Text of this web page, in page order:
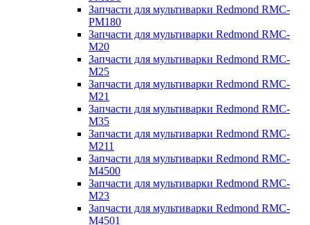
Запчасти для мультиварки Redmond RMC-
PM180
Запчасти для мультиварки Redmond RMC-
M20
Запчасти для мультиварки Redmond RMC-
M25
Запчасти для мультиварки Redmond RMC-
M21
Запчасти для мультиварки Redmond RMC-
M35
Запчасти для мультиварки Redmond RMC-
M211
Запчасти для мультиварки Redmond RMC-
M4500
Запчасти для мультиварки Redmond RMC-
M23
Запчасти для мультиварки Redmond RMC-
M4501